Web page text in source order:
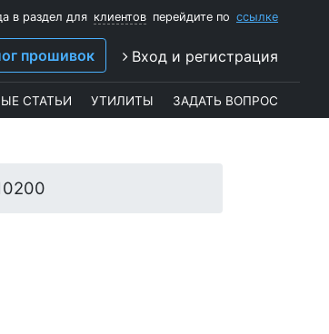
в раздел для клиентов перейдите по ссылке
прошивок Вход и регистрация
СТАТЬИ УТИЛИТЫ ЗАДАТЬ ВОПРОС